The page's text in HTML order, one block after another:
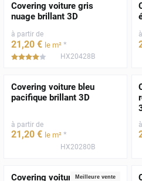
Covering voiture gris
nuage brillant 3D
à partir de
21,20 € le m² *
***** HX20428B
Covering voiture bleu
pacifique brillant 3D
à partir de
21,20 € le m² *
HX20280B
Meilleure vente
Covering voiture